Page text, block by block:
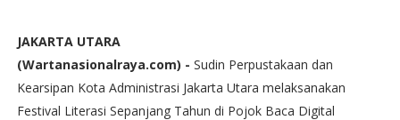
JAKARTA UTARA
(Wartanasionalraya.com) - Sudin Perpustakaan dan
Kearsipan Kota Administrasi Jakarta Utara melaksanakan
Festival Literasi Sepanjang Tahun di Pojok Baca Digital